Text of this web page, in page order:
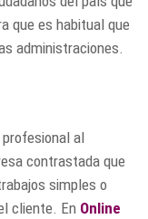
que es habitual que
administraciones.
al
contrastada que
simples o
cliente. En Online